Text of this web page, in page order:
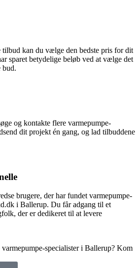
tilbud kan du vælge den bedste pris for dit
sparet betydelige beløb ved at vælge det
bud.
og kontakte flere varmepumpe-
dit projekt én gang, og lad tilbuddene
brugere, der har fundet varmepumpe-
i Ballerup. Du får adgang til et
der er dedikeret til at levere
specialister i Ballerup? Kom